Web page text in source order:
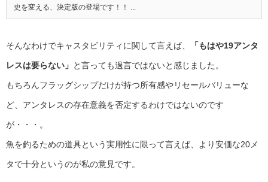
史を変える、決定版の登場です！！ ...
そんなわけでキャスタビリティに関して言えば、 「もはや19アンタ
レスは要らない」 と言っても過言ではないと感じました。
もちろんフラッグシップだけが持つ所有感やリセールバリューな
ど、アンタレスの存在意義を否定するわけではないのです
が・・・。
魚を釣るための道具という実用性に限って言えば、より安価な20メ
タで十分というのが私の意見です。